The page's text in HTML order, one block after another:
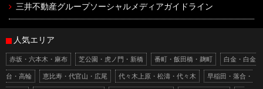
三井不動産グループソーシャルメディアガイドライン
人気エリア
赤坂・六本木・麻布 芝公園・虎ノ門・新橋 番町・飯田橋・麹町 白金・白金
台・高輪 恵比寿・代官山・広尾 代々木上原・松濤・代々木 早稲田・落合・